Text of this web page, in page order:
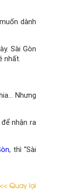
dành
Sài Gòn
nhất.
Nhưng
nhận ra
, thì “Sài
<< Quay lại